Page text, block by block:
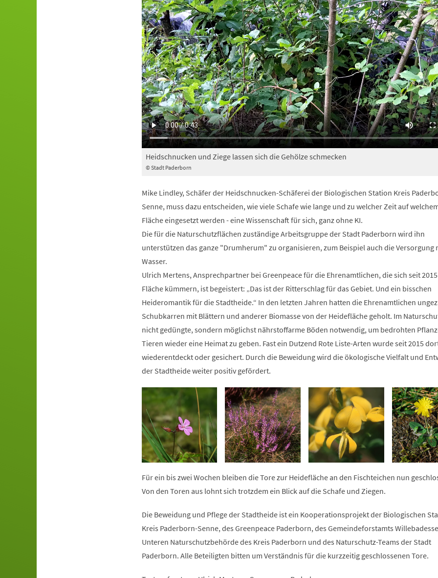
© Stadt Paderborn
Heidschnucken und Ziege lassen sich die Gehölze schmecken
Mike Lindley, Schäfer der Heidschnucken-Schäferei der Biologischen Station Kreis
Senne, muss dazu entscheiden, wie viele Schafe wie lange und zu welcher Zeit auf
Fläche eingesetzt werden - eine Wissenschaft für sich, ganz ohne KI.
Die für die Naturschutzflächen zuständige Arbeitsgruppe der Stadt Paderborn wird ihn
unterstützen das ganze "Drumherum" zu organisieren, zum Beispiel auch die Versorgung
Wasser.
Ulrich Mertens, Ansprechpartner bei Greenpeace für die Ehrenamtlichen, die sich seit
Fläche kümmern, ist begeistert: „Das ist der Ritterschlag für das Gebiet. Und ein bisschen
Heideromantik für die Stadtheide.“ In den letzten Jahren hatten die Ehrenamtlichen
Schubkarren mit Blättern und anderer Biomasse von der Heidefläche geholt. Im
nicht gedüngte, sondern möglichst nährstoffarme Böden notwendig, um bedrohten
Tieren wieder eine Heimat zu geben. Fast ein Dutzend Rote Liste-Arten wurde seit 2015
wiederentdeckt oder gesichert. Durch die Beweidung wird die ökologische Vielfalt und
der Stadtheide weiter positiv gefördert.
Für ein bis zwei Wochen bleiben die Tore zur Heidefläche an den Fischteichen nun
Von den Toren aus lohnt sich trotzdem ein Blick auf die Schafe und Ziegen.
Die Beweidung und Pflege der Stadtheide ist ein Kooperationsprojekt der Biologischen
Kreis Paderborn-Senne, des Greenpeace Paderborn, des Gemeindeforstamts
Unteren Naturschutzbehörde des Kreis Paderborn und des Naturschutz-Teams der Stadt
Paderborn. Alle Beteiligten bitten um Verständnis für die kurzzeitig geschlossenen Tore.